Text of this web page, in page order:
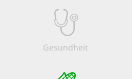
Gesundheit